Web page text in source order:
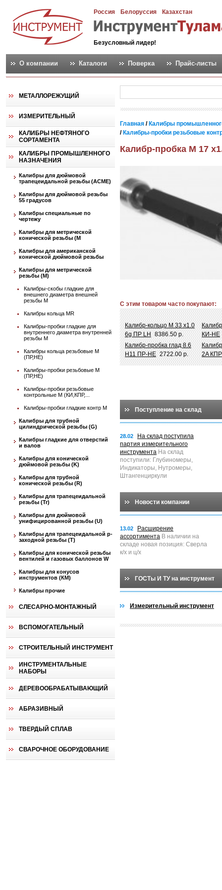
Россия Белоруссия Казахстан
Безусловный лидер!
О компании Каталоги Поверка Прайс-листы
МЕТАЛЛОРЕЖУЩИЙ
ИЗМЕРИТЕЛЬНЫЙ
КАЛИБРЫ НЕФТЯНОГО
СОРТАМЕНТА
КАЛИБРЫ ПРОМЫШЛЕННОГО
НАЗНАЧЕНИЯ
Калибры для дюймовой
трапецеидальной резьбы (АСМЕ)
Калибры для дюймовой резьбы
55 градусов
Калибры специальные по
чертежу
Калибры для метрической
конической резьбы (М
Калибры для американской
конической дюймовой резьбы
Калибры для метрической
резьбы (М)
Калибры-скобы гладкие для
внешнего диаметра внешней
резьбы М
Калибры кольца MR
Калибры-пробки гладкие для
внутреннего диаметра внутренней
резьбы М
Калибры кольца резьбовые М
(ПР,НЕ)
Калибры-пробки резьбовые М
(ПР,НЕ)
Калибры-пробки резьбовые
контрольные М (КИ,КПР,...
Калибры-пробки гладкие контр М
Калибры для трубной
цилиндрической резьбы (G)
Калибры гладкие для отверстий
и валов
Калибры для конической
дюймовой резьбы (K)
Калибры для трубной
конической резьбы (R)
Калибры для трапецеидальной
резьбы (Tr)
Калибры для дюймовой
унифицированной резьбы (U)
Калибры для трапецеидальной p-
заходной резьбы (T)
Калибры для конической резьбы
вентилей и газовых баллонов W
Калибры для конусов
инструментов (КМ)
Калибры прочие
СЛЕСАРНО-МОНТАЖНЫЙ
ВСПОМОГАТЕЛЬНЫЙ
СТРОИТЕЛЬНЫЙ ИНСТРУМЕНТ
ИНСТРУМЕНТАЛЬНЫЕ
НАБОРЫ
ДЕРЕВООБРАБАТЫВАЮЩИЙ
АБРАЗИВНЫЙ
ТВЕРДЫЙ СПЛАВ
СВАРОЧНОЕ ОБОРУДОВАНИЕ
Главная / Калибры
/ Калибры-пробки резьбовые
Калибр-пробка М 17
С этим товаром часто покупают:
Калибр-кольцо М 33 х1.0
6g ПР LH 8386.50 р.
КИ-НЕ
Калибр-пробка глад 8.6
Н11 ПР-НЕ 2722.00 р.
2A
Поступление на склад
28.02
На склад поступила
партия измерительного
инструмента На склад
поступили: Глубиномеры,
Индикаторы, Нутромеры,
Штангенциркули
Новости компании
13.02
Расширение
ассортимента В наличии на
складе новая позиция: Сверла
к/х и ц/х
ГОСТы И ТУ на инструмент
Измерительный инструмент